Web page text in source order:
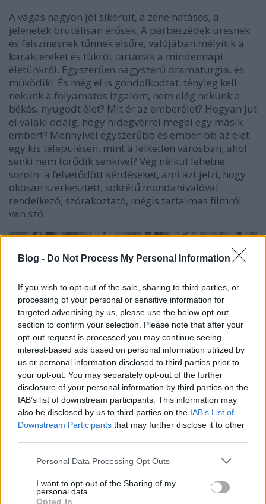
Blog - Do Not Process My Personal Information
If you wish to opt-out of the sale, sharing to third parties, or
processing of your personal or sensitive information for
targeted advertising by us, please use the below opt-out
section to confirm your selection. Please note that after your
opt-out request is processed you may continue seeing
interest-based ads based on personal information utilized by
us or personal information disclosed to third parties prior to
your opt-out. You may separately opt-out of the further
disclosure of your personal information by third parties on the
IAB’s list of downstream participants. This information may
also be disclosed by us to third parties on the IAB’s List of
Downstream Participants that may further disclose it to other
Please note that this website/app uses one or more Google
not limited to your visit or usage behaviour. You may click to
grant or deny consent to Google and its third-party tags to
Personal Data Processing Opt Outs
I want to opt-out of the Sharing of my
personal data.
Opted In
A vágás nagyon jól sikerült, a zene hatásos, a
jelenetek brutálisan erősek. A párbeszédek üresnek
és felszínesnek tűnnek elsőre, valójában mélyítik a
karaktereket és tükröt tartanak a mindennapi
életünkről. Egyszerűen nagyszerű dramaturgia, és
működik! És még el is gondolkodtat: tényleg kell
nekünk a folyamatos izgalom, nem elég nekünk a
békés, nyugodt élet? Mit ér az emberélet? Hogyan jut
el valaki odáig, hogy hidegvérrel megöl egy másik
embert? Mennyivel egyszerűbb és emberibb az élet
egy kis településen, mint a lelketlen városban, ahol
senki nem törődik senkivel? Vég nélkül lehetne
sorolni a felvetődött kérdéseket, ami azt jelzi, hogy
okosan szerkesztett, sokrétű mondanivalóval
rendelkező, szórakoztató, mégis tartalmas filmről
van szó.
Frances McDormand teljesen megérdemelten kapott
Oscar díjat az alakításáért, mindent kihoz a
szerepéből, a karakter minden mélységét
megmutatja nekünk. William H. Macy tökéletesen
hozza a figurát, mint mindig, Steve Buscemi jó, de
(felháborítóan kevés figyelmet kap ez a kiváló
színész, pedig nagyon sok jó alakítása van, mégsem